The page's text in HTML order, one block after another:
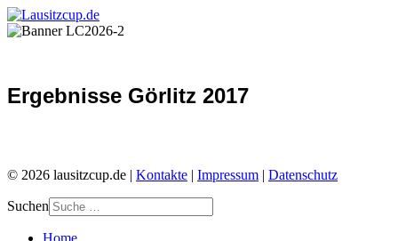
Ergebnisse Görlitz 2017
© 2026 lausitzcup.de | Kontakte | Impressum | Datenschutz
Suchen
Home